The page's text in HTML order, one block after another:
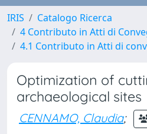
IRIS
Catalogo Ricerca
4 Contributo in Atti di
4.1 Contributo in Atti di
Optimization of
archaeological sites
CENNAMO, Claudia;